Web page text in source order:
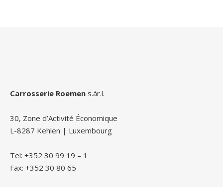
Carrosserie Roemen s.àr.l.
30, Zone d’Activité Économique
L-8287 Kehlen | Luxembourg
Tel: +352 30 99 19 – 1
Fax: +352 30 80 65